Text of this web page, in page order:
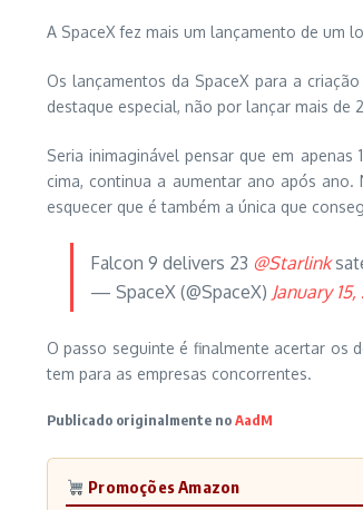
A SpaceX fez mais um lançamento de um
Os lançamentos da SpaceX para a
destaque especial, não por lançar mais de
Seria inimaginável pensar que em
cima, continua a aumentar ano após
esquecer que é também a única que
Falcon 9 delivers 23 @Starlink
— SpaceX (@SpaceX) January
O passo seguinte é finalmente acertar os
tem para as empresas concorrentes.
Publicado originalmente noAadM
Promoções Amazon